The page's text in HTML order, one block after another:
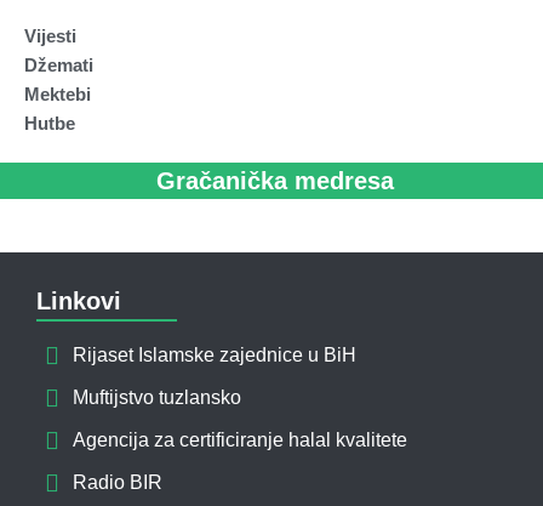
Vijesti
Džemati
Mektebi
Hutbe
Gračanička medresa
Linkovi
Rijaset Islamske zajednice u BiH
Muftijstvo tuzlansko
Agencija za certificiranje halal kvalitete
Radio BIR